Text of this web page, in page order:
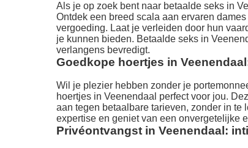
Als je op zoek bent naar betaalde seks in
Ontdek een breed scala aan ervaren
vergoeding. Laat je verleiden door hun
je kunnen bieden. Betaalde seks in
verlangens bevredigt.
Goedkope hoertjes in
Wil je plezier hebben zonder je
hoertjes in Veenendaal perfect voor jou.
aan tegen betaalbare tarieven, zonder in
expertise en geniet van een onvergetelijke
Privéontvangst in Veenendaal: